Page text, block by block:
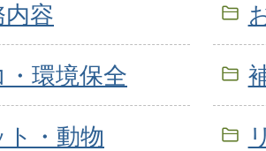
容
・環境保全
ト・動物